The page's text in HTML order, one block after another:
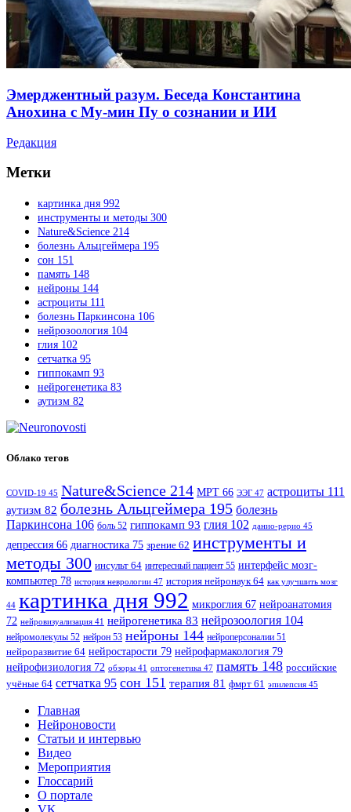
Эмерджентный разум. Беседа Константина
Анохина с Му-мин Пу о сознании и ИИ
Редакция
Метки
картинка дня 992
инструменты и методы 300
Nature&Science 214
болезнь Альцгеймера 195
сон 151
память 148
нейроны 144
астроциты 111
болезнь Паркинсона 106
нейрозоология 104
глия 102
сетчатка 95
гиппокамп 93
нейрогенетика 83
аутизм 82
Облако тегов
COVID-19 45 Nature&Science 214 МРТ 66 ЭЭГ 47 астроциты 111
аутизм 82 болезнь Альцгеймера 195 болезнь
Паркинсона 106 боль 52 гиппокамп 93 глия 102 данио-рерио 45
депрессия 66 диагностика 75 зрение 62 инструменты и
методы 300 инсульт 64 интересный пациент 55 интерфейс мозг-
компьютер 78 история неврологии 47 история нейронаук64 как улучшить мозг
44 картинка дня 992 микроглия 67 нейроанатомия
72 нейровизуализация 41 нейрогенетика 83 нейрозоология 104
нейромолекулы 52 нейрон 53 нейроны 144 нейроперсоналии 51
нейроразвитие 64 нейростарости 79 нейрофармакология 79
нейрофизиология 72 обзоры 41 оптогенетика 47 память 148 российские
учёные 64 сетчатка 95 сон 151 терапия 81 фмрт 61 эпилепсия 45
Главная
Нейроновости
Статьи и интервью
Видео
Мероприятия
Глоссарий
О портале